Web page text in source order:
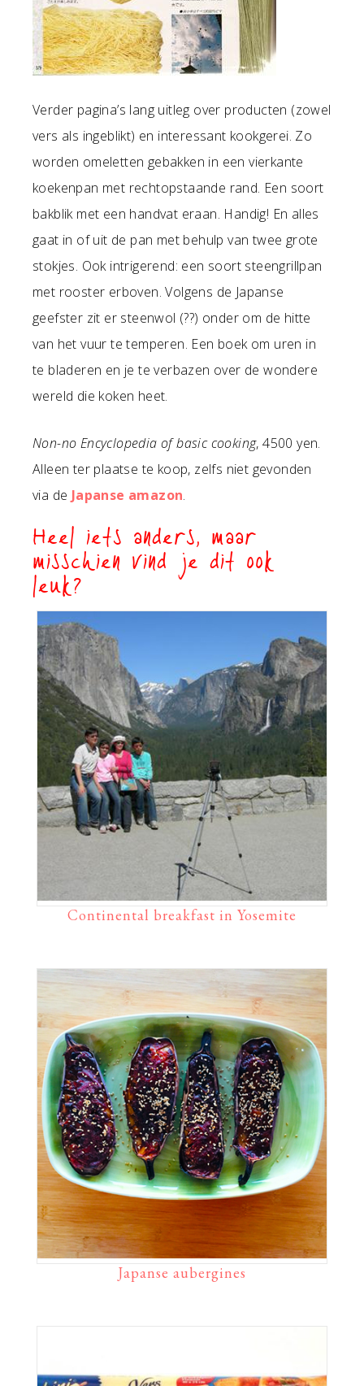
Verder pagina’s lang uitleg over producten (zowel
vers als ingeblikt) en interessant kookgerei. Zo
worden omeletten gebakken in een vierkante
koekenpan met rechtopstaande rand. Een soort
bakblik met een handvat eraan. Handig! En alles
gaat in of uit de pan met behulp van twee grote
stokjes. Ook intrigerend: een soort steengrillpan
met rooster erboven. Volgens de Japanse
geefster zit er steenwol (??) onder om de hitte
van het vuur te temperen. Een boek om uren in
te bladeren en je te verbazen over de wondere
wereld die koken heet.
Non-no Encyclopedia of basic cooking, 4500 yen.
Alleen ter plaatse te koop, zelfs niet gevonden
via de Japanse amazon.
Heel iets anders, maar
misschien vind je dit ook
leuk?
Continental breakfast in Yosemite
Japanse aubergines